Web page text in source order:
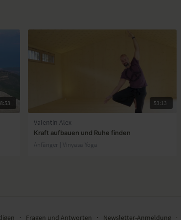
53:13
Valentin Alex
Kraft aufbauen und Ruhe finden
Anfänger | Vinyasa Yoga
∙ Fragen und Antworten ∙ Newsletter-Anmeldung ∙